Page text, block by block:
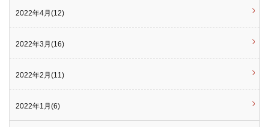
2022年4月(12)
2022年3月(16)
2022年2月(11)
2022年1月(6)